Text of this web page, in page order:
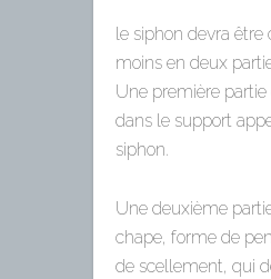
le siphon devra être
moins en deux
Une première partie
dans le support
siphon.
Une deuxième
chape, forme de
de scellement, qui